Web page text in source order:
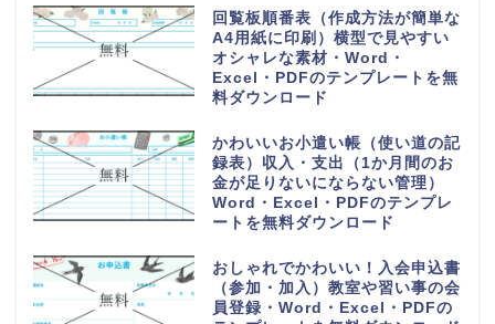
回覧板順番表（作成方法が簡単な
A4用紙に印刷）横型で見やすい
オシャレな素材・Word・
Excel・PDFのテンプレートを無
料ダウンロード
かわいいお小遣い帳（使い道の記
録表）収入・支出（1か月間のお
金が足りないにならない管理）
Word・Excel・PDFのテンプレ
ートを無料ダウンロード
おしゃれでかわいい！入会申込書
（参加・加入）教室や習い事の会
員登録・Word・Excel・PDFの